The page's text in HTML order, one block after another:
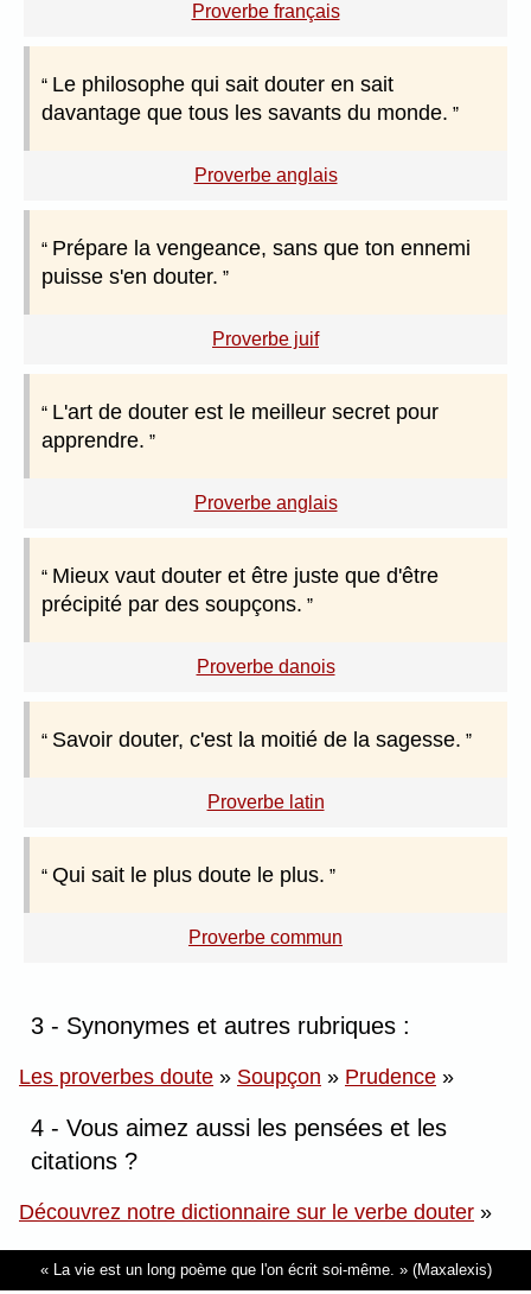
Proverbe français
Le philosophe qui sait douter en sait
davantage que tous les savants du monde.
Proverbe anglais
Prépare la vengeance, sans que ton ennemi
puisse s'en douter.
Proverbe juif
L'art de douter est le meilleur secret pour
apprendre.
Proverbe anglais
Mieux vaut douter et être juste que d'être
précipité par des soupçons.
Proverbe danois
Savoir douter, c'est la moitié de la sagesse.
Proverbe latin
Qui sait le plus doute le plus.
Proverbe commun
3 - Synonymes et autres rubriques :
Les proverbes doute » Soupçon » Prudence »
4 - Vous aimez aussi les pensées et les
citations ?
Découvrez notre dictionnaire sur le verbe douter »
La vie est un long poème que l'on écrit soi-même. (Maxalexis)